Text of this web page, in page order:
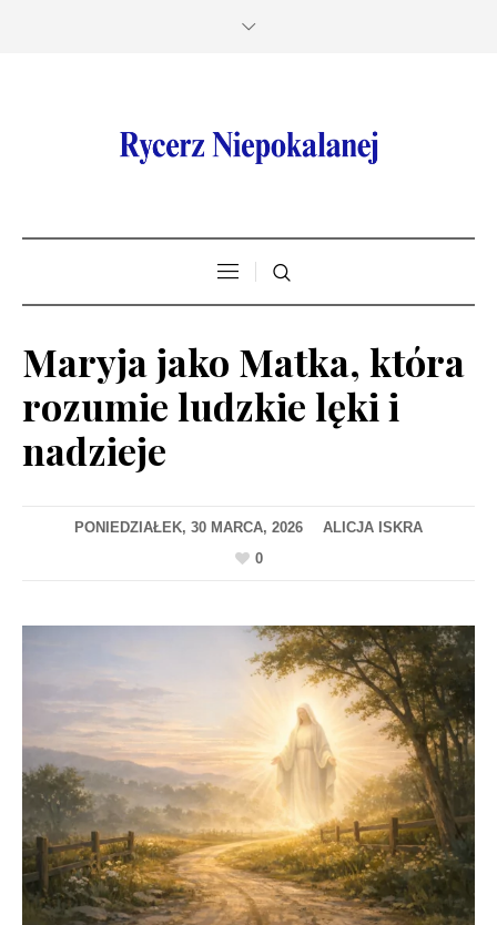
Maryja jako Matka, która
rozumie ludzkie lęki i
nadzieje
PONIEDZIAŁEK, 30 MARCA, 2026
0